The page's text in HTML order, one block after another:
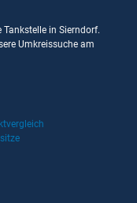
Tankstelle in Sierndorf.
Umkreissuche am